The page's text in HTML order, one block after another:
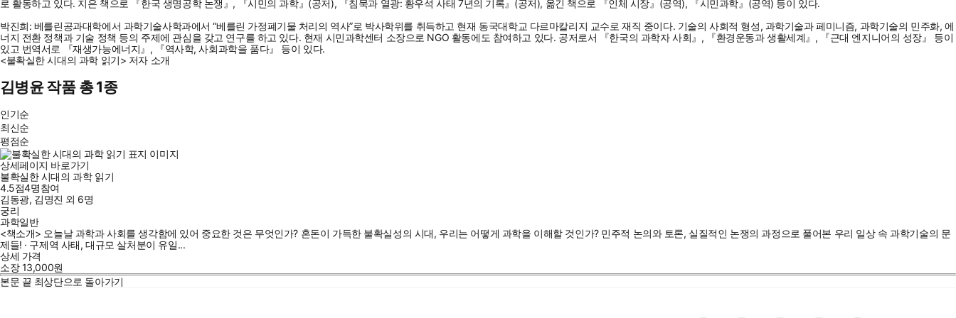
로 활동하고 있다. 지은 책으로 『한국 생명공학 논쟁』, 『시민의 과학』(공저), 『침묵과 열광: 황우석 사태 7년의 기록』(공저), 옮긴 책으로 『인체 시장』(공역), 『시민과학』(공역) 등이 있다.
박진희: 베를린공과대학에서 과학기술사학과에서 “베를린 가정폐기물 처리의 역사”로 박사학위를 취득하고 현재 동국대학교 다르마칼리지 교수로 재직 중이다. 기술의 사회적 형성, 과학기술과 페미니즘, 과학기술의 민주화, 에
너지 전환 정책과 기술 정책 등의 주제에 관심을 갖고 연구를 하고 있다. 현재 시민과학센터 소장으로 NGO 활동에도 참여하고 있다. 공저로서 『한국의 과학자 사회』, 『환경운동과 생활세계』, 『근대 엔지니어의 성장』 등이
있고 번역서로 『재생가능에너지』, 『역사학, 사회과학을 품다』 등이 있다.
<불확실한 시대의 과학 읽기> 저자 소개
김병윤 작품 총 1종
인기순
최신순
평점순
상세페이지 바로가기
불확실한 시대의 과학 읽기
4.5점4명참여
김동광, 김명진 외 6명
궁리
과학일반
<책소개> 오늘날 과학과 사회를 생각함에 있어 중요한 것은 무엇인가? 혼돈이 가득한 불확실성의 시대, 우리는 어떻게 과학을 이해할 것인가? 민주적 논의와 토론, 실질적인 논쟁의 과정으로 풀어본 우리 일상 속 과학기술의 문
제들! · 구제역 사태, 대규모 살처분이 유일...
상세 가격
소장13,000원
본문 끝 최상단으로 돌아가기